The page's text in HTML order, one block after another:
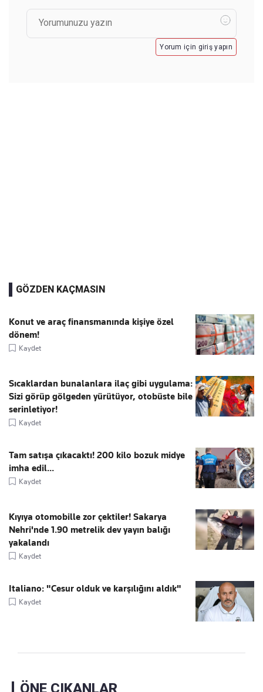
Yorum için giriş yapın
GÖZDEN KAÇMASIN
Konut ve araç finansmanında kişiye özel
dönem!
Kaydet
Sıcaklardan bunalanlara ilaç gibi uygulama:
Sizi görüp gölgeden yürütüyor, otobüste bile
serinletiyor!
Kaydet
Tam satışa çıkacaktı! 200 kilo bozuk midye
imha edil...
Kaydet
Kıyıya otomobille zor çektiler! Sakarya
Nehri'nde 1.90 metrelik dev yayın balığı
yakalandı
Kaydet
Italiano: "Cesur olduk ve karşılığını aldık"
Kaydet
ÖNE ÇIKANLAR